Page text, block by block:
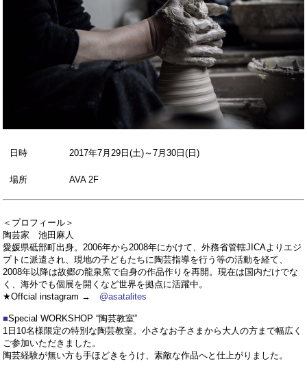
日時 2017年7月29日(土)～7月30日(日)
場所 AVA 2F
＜プロフィール＞
陶芸家 池田麻人
愛媛県砥部町出身。2006年から2008年にかけて、外務省管轄JICAよりエジ
プトに派遣され、現地の子どもたちに陶芸指導を行う等の活動を経て、
2008年以降は故郷の龍泉窯で自身の作品作りを再開。現在は国内だけでな
く、海外でも個展を開くなど世界を拠点に活躍中。
★Offcial instagram → @asatalites
■Special WORKSHOP “陶芸教室”
1日10名様限定の特別な陶芸教室。小さなお子さまから大人の方まで幅広く
ご参加いただきました。
陶芸経験が無い方も手ほどきをうけ、素敵な作品へと仕上がりました。